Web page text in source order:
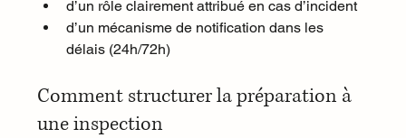
d’un rôle clairement attribué en cas d’incident
d’un mécanisme de notification dans les
délais (24h/72h)
Comment structurer la préparation à
une inspection